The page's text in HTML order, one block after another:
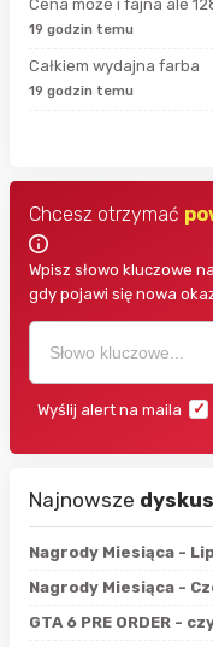
Cena może i fajna ale
19 godzin temu
Całkiem wydajna farba
19 godzin temu
Chcesz otrzymać
Wpisz słowo kluczowe
gdy pojawi się nowa
Wyślij alert na maila
Najnowsze
Nagrody Miesiąca -
Nagrody Miesiąca -
GTA 6 PRE ORDER -